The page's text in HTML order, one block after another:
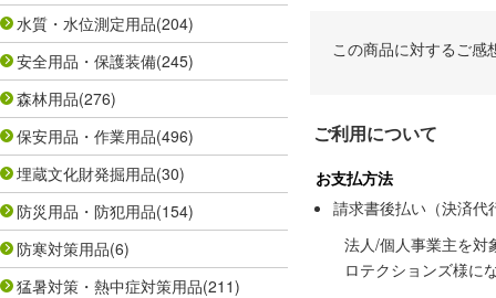
水質・水位測定用品(204)
安全用品・保護装備(245)
森林用品(276)
保安用品・作業用品(496)
埋蔵文化財発掘用品(30)
防災用品・防犯用品(154)
防寒対策用品(6)
猛暑対策・熱中症対策用品(211)
この商品に対するご感
ご利用について
お支払方法
請求書後払い（決済代
法人/個人事業主を対
ロテクションズ様に